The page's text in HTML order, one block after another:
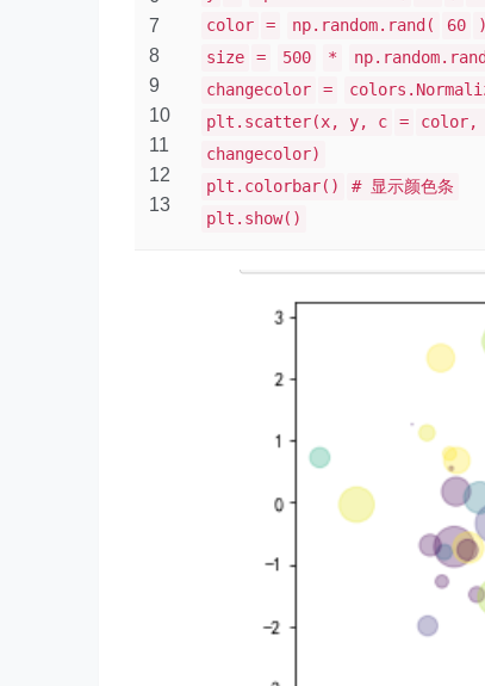
7
8
9
10
11
12
13
color
= np.random.rand( 60 )
size
= 500 *
changecolor
=
plt.scatter(x, y, c
= color,
changecolor)
plt.colorbar()
# 显示颜色条
plt.show()